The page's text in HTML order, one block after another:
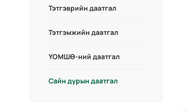
Тэтгэврийн даатгал
Тэтгэмжийн даатгал
ҮОМШӨ-ний даатгал
Сайн дурын даатгал